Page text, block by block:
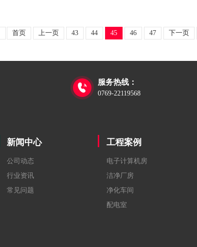
首页 上一页 43 44 45 46 47 下一页

服务热线：
0769-22119568
新闻中心
公司动态
行业资讯
常见问题
工程案例
电子计算机房
洁净厂房
净化车间
配电室